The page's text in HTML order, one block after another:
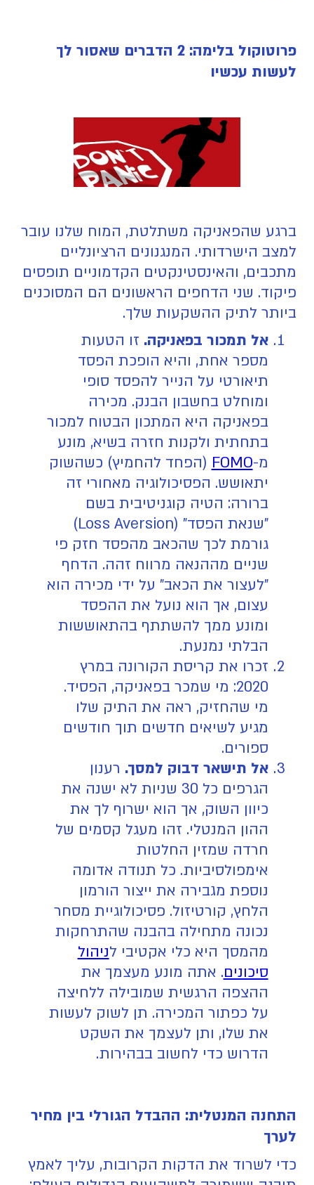
פרוטוקול בלימה: 2 הדברים שאסור לך
לעשות עכשיו
ברגע שהפאניקה משתלטת, המוח שלנו עובר
למצב הישרדותי. המנגנונים הרציונליים
מתכבים, והאינסטינקטים הקדמוניים תופסים
פיקוד. שני הדחפים הראשונים הם המסוכנים
ביותר לתיק ההשקעות שלך.
אל תמכור בפאניקה. זו הטעות
מספר אחת, והיא הופכת הפסד
תיאורטי על הנייר להפסד סופי
ומוחלט בחשבון הבנק. מכירה
בפאניקה היא המתכון הבטוח למכור
בתחתית ולקנות חזרה בשיא, מונע
מ-FOMO (הפחד להחמיץ) כשהשוק
יתאושש. הפסיכולוגיה מאחורי זה
ברורה: הטיה קוגניטיבית בשם
"שנאת הפסד" (Loss Aversion)
גורמת לכך שהכאב מהפסד חזק פי
שניים מההנאה מרווח זהה. הדחף
"לעצור את הכאב" על ידי מכירה הוא
עצום, אך הוא נועל את ההפסד
ומונע ממך להשתתף בהתאוששות
הבלתי נמנעת.
זכרו את קריסת הקורונה במרץ
2020: מי שמכר בפאניקה, הפסיד.
מי שהחזיק, ראה את התיק שלו
מגיע לשיאים חדשים תוך חודשים
ספורים.
אל תישאר דבוק למסך. רענון
הגרפים כל 30 שניות לא ישנה את
כיוון השוק, אך הוא ישרוף לך את
ההון המנטלי. זהו מעגל קסמים של
חרדה שמזין החלטות
אימפולסיביות. כל תנודה אדומה
נוספת מגבירה את ייצור הורמון
הלחץ, קורטיזול. פסיכולוגיית מסחר
נכונה מתחילה בהבנה שהתרחקות
מהמסך היא כלי אקטיבי לניהול
סיכונים. אתה מונע מעצמך את
ההצפה הרגשית שמובילה ללחיצה
על כפתור המכירה. תן לשוק לעשות
את שלו, ותן לעצמך את השקט
הדרוש כדי לחשוב בבהירות.
התחנה המנטלית: ההבדל הגורלי בין מחיר
לערך
כדי לשרוד את הדקות הקרובות, עליך לאמץ